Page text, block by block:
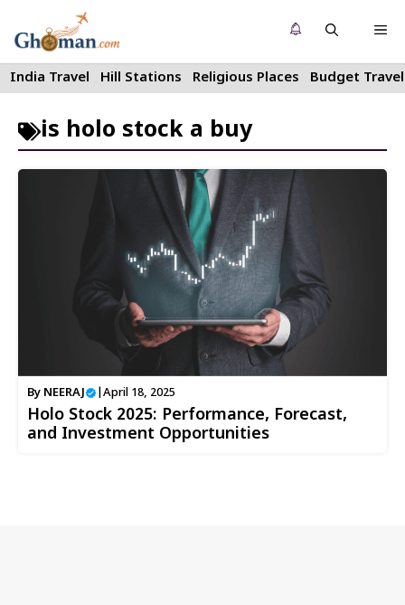
to
content
India Travel Hill Stations Religious Places Budget Travel
is holo stock a buy
By NEERAJ April 18, 2025
Holo Stock 2025: Performance, Forecast,
and Investment Opportunities